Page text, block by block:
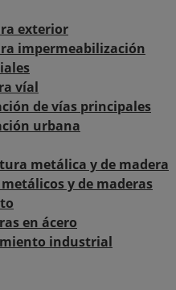
exterior
impermeabilización
víal
de vías principales
urbana
metálica y de madera
y de maderas
en ácero
industrial